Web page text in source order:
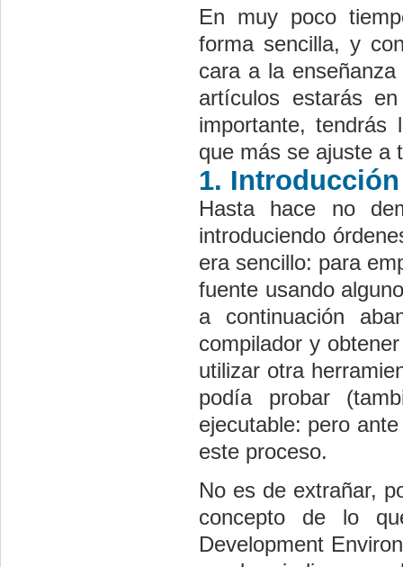
En muy poco
forma sencilla, y
cara a la
artículos estarás
importante, tendrás
que más se ajuste a
1. Introducción
Hasta hace no
introduciendo
era sencillo: para
fuente usando
a continuación
compilador y
utilizar otra
podía probar
ejecutable: pero
este proceso.
No es de extrañar,
concepto de lo
Development